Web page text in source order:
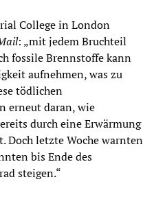
College in London
: „mit jedem Bruchteil
fossile Brennstoffe kann
aufnehmen, was zu
tödlichen
erneut daran, wie
durch eine Erwärmung
Doch letzte Woche warnten
bis Ende des
steigen.“